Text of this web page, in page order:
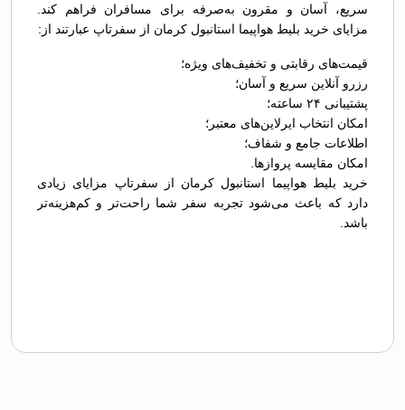
سریع، آسان و مقرون به‌صرفه برای مسافران فراهم کند.
مزایای خرید بلیط هواپیما استانبول کرمان از سفرتاپ عبارتند از:
قیمت‌های رقابتی و تخفیف‌های ویژه؛
رزرو آنلاین سریع و آسان؛
پشتیبانی ۲۴ ساعته؛
امکان انتخاب ایرلاین‌های معتبر؛
اطلاعات جامع و شفاف؛
امکان مقایسه پروازها.
خرید بلیط هواپیما استانبول کرمان از سفرتاپ مزایای زیادی
دارد که باعث می‌شود تجربه سفر شما راحت‌تر و کم‌هزینه‌تر
باشد.